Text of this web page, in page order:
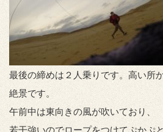
最後の締めは２人乗りです。高い所
絶景です。
午前中は東向きの風が吹いており、
若干強いのでロープをつけてぷかぷ